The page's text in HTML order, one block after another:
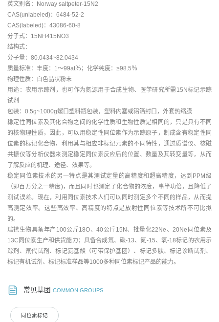
英文别名：Norway saltpeter-15N2
CAS(unlabeled)：6484-52-2
CAS(labeled)：43086-60-8
分子式：15NH415NO3
结构式：
分子量：80.0434~82.0434
质量标准：丰度：1～99at％；化学纯度：≥98.5％
物理性质：白色晶状粉末
用途：农用示踪剂，也可作为氮源用于合成生物、医学研究所需15N标记示踪
试剂
包装：0.5g~1000g螺口塑料瓶包装，塑料内塞或铝箔封口，外套热缩膜
稳定性同位素及其化合物之间的化学性质和生物性质是相同的，只是具有不同
的核物理性质，因此，可以用稳定性同位素作为示踪原子，制成含有稳定性同
位素的标记化合物，利用其与相应非标记元素的不同特性，通过质谱仪、核磁
共振仪等分析仪器来测定稳定同位素反应后的位置、数量及其转变量等，从而
了解反应的机理、途径、效果等。
稳定同位素技术的另一特点是其测试定量的高精度和超高精度，达到PPM级
（即百万分之一精度)，而且同时也测定了化合物的浓度，事半功倍，且降低了
测试误差。现在，利用同位素技术人们可以同时测定多个不同的样品，从而提
高测定效率。这些高效率、高精度的特点是放射性同位素等技术所不可比拟
的。
瑞禧生物具备年产100公斤18O、40公斤15N、批量化22Ne、20Ne同位素及
13C同位素生产和供货能力；具备合成氘、碳-13、氮-15、氧-18标记的农用示
踪剂、氘代试剂、标记氨基酸（可带保护基团）、标记多肽、标记诊断试剂、
标记有机试剂、标记标准样品等1000多种同位素标记产品的能力。
常见基团 COMMON GROUPS
同位素标记